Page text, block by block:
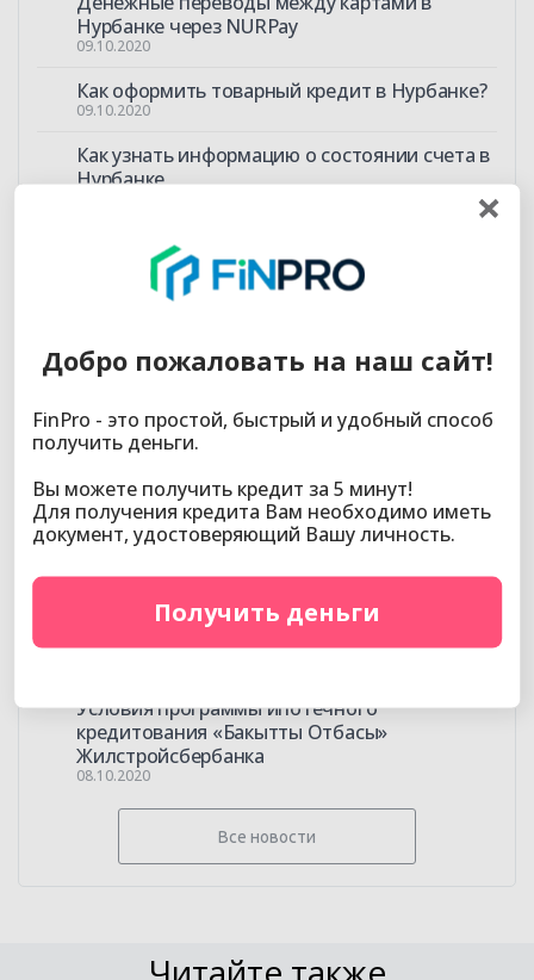
Нурбанке через NURPay
09.10.2020
Как оформить товарный кредит в Нурбанке?
09.10.2020
Как узнать информацию о состоянии счета в
Нурбанке
Как подключиться к интернет-банкингу
Нурбанка?
Нурбанка?
09.10.2020
Кредит в Нурбанке: как узнать информацию
по кредиту
Оценочный показатель Жилстройсбербанка:
что это такое и как повысить уровень
08.10.2020
Как пополнить депозит в
Жилстройсбербанке?
Условия программы ипотечного
кредитования «Бакытты Отбасы»
Жилстройсбербанка
08.10.2020
Все новости
Добро пожаловать на наш сайт!
FinPro - это простой, быстрый и удобный способ
получить деньги.
Вы можете получить кредит за 5 минут!
Для получения кредита Вам необходимо иметь
документ, удостоверяющий Вашу личность.
Получить деньги